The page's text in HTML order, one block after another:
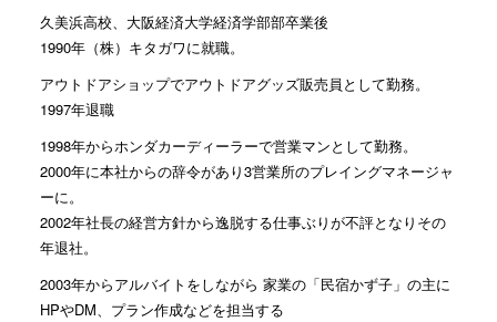
久美浜高校、大阪経済大学経済学部部卒業後
1990年（株）キタガワに就職。
アウトドアショップでアウトドアグッズ販売員として勤務。
1997年退職
1998年からホンダカーディーラーで営業マンとして勤務。
2000年に本社からの辞令があり3営業所のプレイングマネージャ
ーに。
2002年社長の経営方針から逸脱する仕事ぶりが不評となりその
年退社。
2003年からアルバイトをしながら 家業の「民宿かず子」の主に
HPやDM、プラン作成などを担当する